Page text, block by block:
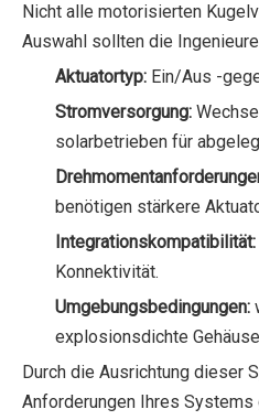
Nicht alle motorisierten
Auswahl sollten die
Aktuatortyp: Ein/Aus -
Stromversorgung:
solarbetrieben für
benötigen stärkere
Integrationskompatibilität:
Konnektivität.
Umgebungsbedingungen:
explosionsdichte
Durch die Ausrichtung dieser
Anforderungen Ihres